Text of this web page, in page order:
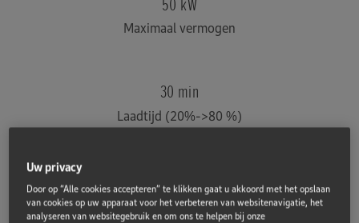
50 kW
Maximaal vermogen
30 min
Laadtijd (20%->80 %)
15.799 €
*Prijs afhankelijk van model en regio.
Uw privacy
Door op “Alle cookies accepteren” te klikken gaat u akkoord met het opslaan
van cookies op uw apparaat voor het verbeteren van websitenavigatie, het
analyseren van websitegebruik en om ons te helpen bij onze